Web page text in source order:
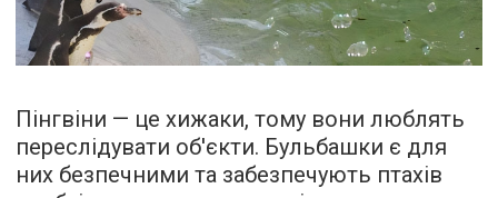
Пінгвіни — це хижаки, тому вони люблять
переслідувати об'єкти. Бульбашки є для
них безпечними та забезпечують птахів